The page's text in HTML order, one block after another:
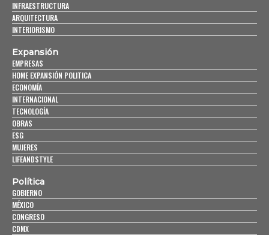
INFRAESTRUCTURA
ARQUITECTURA
INTERIORISMO
Expansión
EMPRESAS
HOME EXPANSIÓN POLITICA
ECONOMÍA
INTERNACIONAL
TECNOLOGÍA
OBRAS
ESG
MUJERES
LIFEANDSTYLE
Política
GOBIERNO
MÉXICO
CONGRESO
CDMX